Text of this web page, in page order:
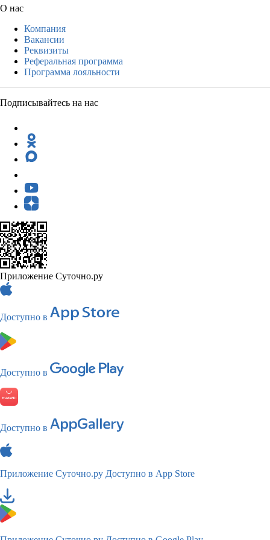
О нас
Компания
Вакансии
Реквизиты
Реферальная программа
Программа лояльности
Подписывайтесь на нас
Приложение Суточно.ру
Доступно в
Доступно в
Доступно в
Приложение Суточно.ру Доступно в App Store